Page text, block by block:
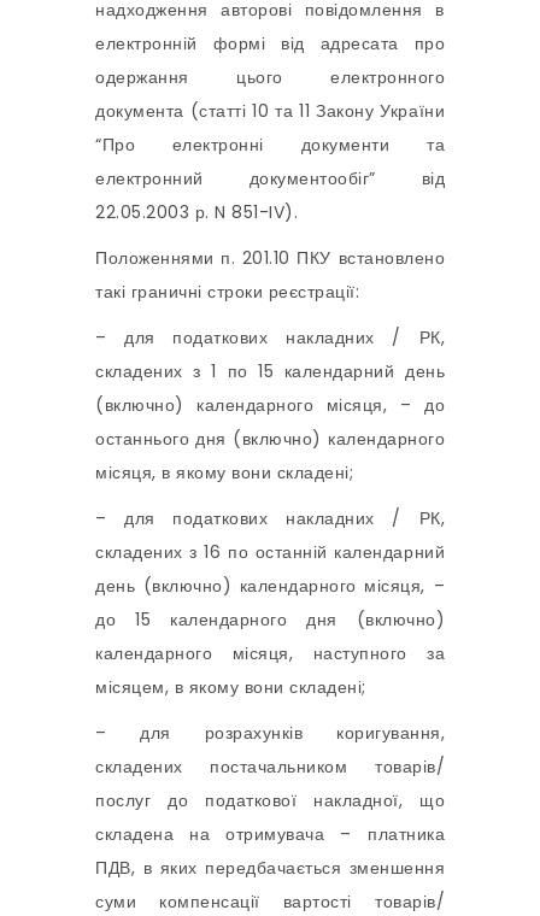
надходження авторові повідомлення в
електронній формі від адресата про
одержання цього електронного
документа (статті 10 та 11 Закону України
“Про електронні документи та
електронний документообіг” від
22.05.2003 р. N 851-IV).
Положеннями п. 201.10 ПКУ встановлено
такі граничні строки реєстрації:
– для податкових накладних / РК,
складених з 1 по 15 календарний день
(включно) календарного місяця, – до
останнього дня (включно) календарного
місяця, в якому вони складені;
– для податкових накладних / РК,
складених з 16 по останній календарний
день (включно) календарного місяця, –
до 15 календарного дня (включно)
календарного місяця, наступного за
місяцем, в якому вони складені;
– для розрахунків коригування,
складених постачальником товарів/
послуг до податкової накладної, що
складена на отримувача – платника
ПДВ, в яких передбачається зменшення
суми компенсації вартості товарів/